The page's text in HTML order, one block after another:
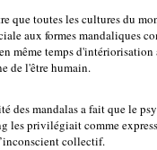
que toutes les cultures du
aux formes mandaliques
même temps
de l'être humain.
des mandalas a fait que le
les privilégiait comme
collectif.